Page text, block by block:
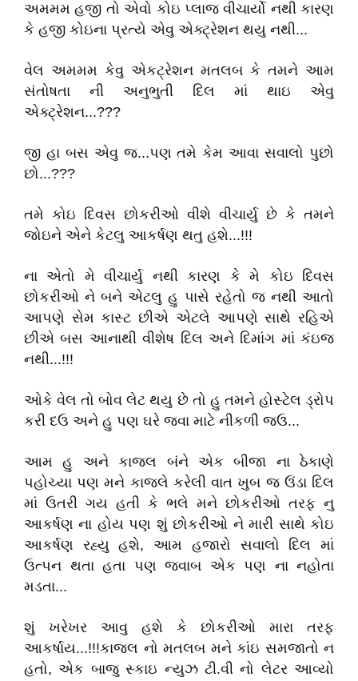
અમમમ હજી તો એવો કોઇ પ્લાજ વીચાર્યો નથી કારણ
કે હજી કોઇના પ્રત્યે એવુ એક્ટ્રેશન થયુ નથી...
વેલ અમમમ કેવુ એકટ્રેશન મતલબ કે તમને આમ
સંતોષતા ની અનુભુતી દિલ માં થાઇ એવુ
એક્ટ્રેશન...???
જી હા બસ એવુ જ...પણ તમે કેમ આવા સવાલો પુછો
છો...???
તમે કોઇ દિવસ છોકરીઓ વીશે વીચાર્યુ છે કે તમને
જોઇને એને કેટલુ આકર્ષણ થતુ હશે...!!!
ના એતો મે વીચાર્યુ નથી કારણ કે મે કોઇ દિવસ
છોકરીઓ ને બને એટલુ હુ પાસે રહેતો જ નથી આતો
આપણે સેમ કાસ્ટ છીએ એટલે આપણે સાથે રહિએ
છીએ બસ આનાથી વીશેષ દિલ અને દિમાંગ માં કંઇજ
નથી...!!!
ઓકે વેલ તો બોવ લેટ થયુ છે તો હુ તમને હોસ્ટેલ ડ્રોપ
કરી દઉ અને હુ પણ ઘરે જવા માટે નીકળી જઉ...
આમ હુ અને કાજલ બંને એક બીજા ના ઠેકાણે
પહોચ્યા પણ મને કાજલે કરેલી વાત ખુબ જ ઉંડા દિલ
માં ઉતરી ગય હતી કે ભલે મને છોકરીઓ તરફ નુ
આકર્ષણ ના હોય પણ શું છોકરીઓ ને મારી સાથે કોઇ
આકર્ષણ રહ્યુ હશે, આમ હજારો સવાલો દિલ માં
ઉત્પન થતા હતા પણ જવાબ એક પણ ના નહોતા
મડતા...
શું ખરેખર આવુ હશે કે છોકરીઓ મારા તરફ
આકર્ષાય...!!!કાજલ નો મતલબ મને કાંઇ સમજાતો ન
હતો, એક બાજુ સ્કાઇ ન્યુઝ ટી.વી નો લેટર આવ્યો